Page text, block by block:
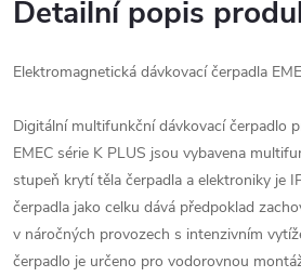
Detailní popis
Elektromagnetická dávkovací čerpadla
Digitální multifunkční dávkovací čerpadlo
EMEC série K PLUS jsou vybavena
stupeň krytí těla čerpadla a elektroniky je
čerpadla jako celku dává předpoklad
v náročných provozech s intenzivním
čerpadlo je určeno pro vodorovnou